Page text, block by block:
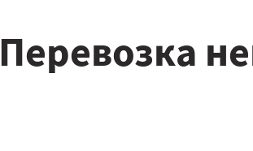
Перевозка